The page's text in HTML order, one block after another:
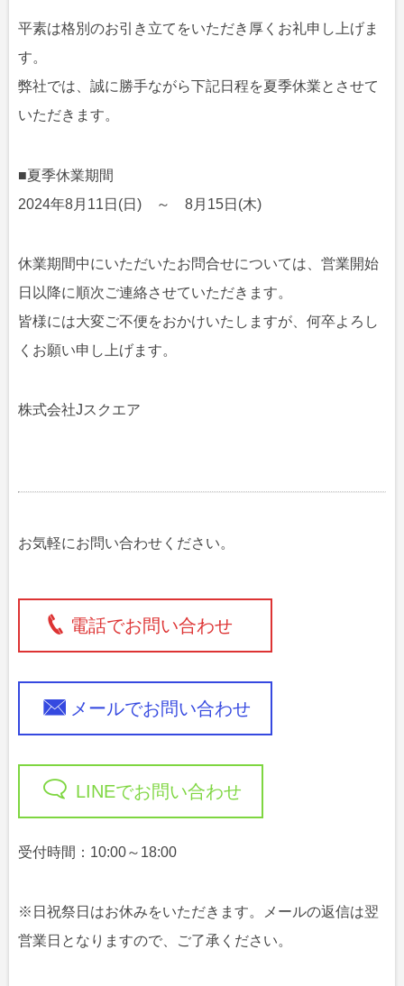
平素は格別のお引き立てをいただき厚くお礼申し上げま
す。
弊社では、誠に勝手ながら下記日程を夏季休業とさせて
いただきます。
■夏季休業期間
2024年8月11日(日) ～ 8月15日(木)
休業期間中にいただいたお問合せについては、営業開始
日以降に順次ご連絡させていただきます。
皆様には大変ご不便をおかけいたしますが、何卒よろし
くお願い申し上げます。
株式会社Jスクエア
お気軽にお問い合わせください。
電話でお問い合わせ
メールでお問い合わせ
LINEでお問い合わせ
受付時間：10:00～18:00
※日祝祭日はお休みをいただきます。メールの返信は翌
営業日となりますので、ご了承ください。